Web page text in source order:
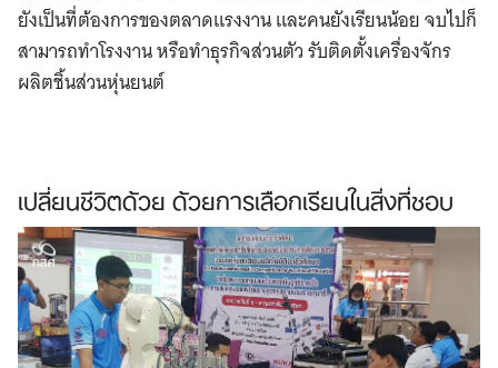
ยังเป็นที่ต้องการของตลาดแรงงาน และคนยังเรียนน้อย จบไปก็
สามารถทำโรงงาน หรือทำธุรกิจส่วนตัว รับติดตั้งเครื่องจักร
ผลิตชิ้นส่วนหุ่นยนต์
เปลี่ยนชีวิตด้วย ด้วยการเลือกเรียนในสิ่งที่ชอบ